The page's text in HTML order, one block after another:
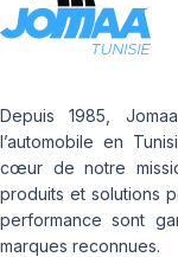
Depuis 1985,
l’automobile en
cœur de notre
produits et solutions
performance sont
marques reconnues.